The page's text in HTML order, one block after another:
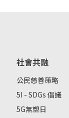
社會共融
公民慈善策略
5I - SDGs 倡議
5G無塑日